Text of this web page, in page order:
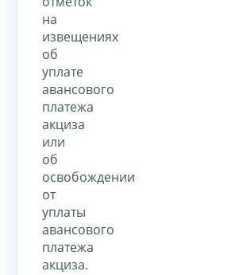
на
извещениях
об
уплате
авансового
платежа
акциза
или
об
освобождении
от
уплаты
авансового
платежа
акциза.